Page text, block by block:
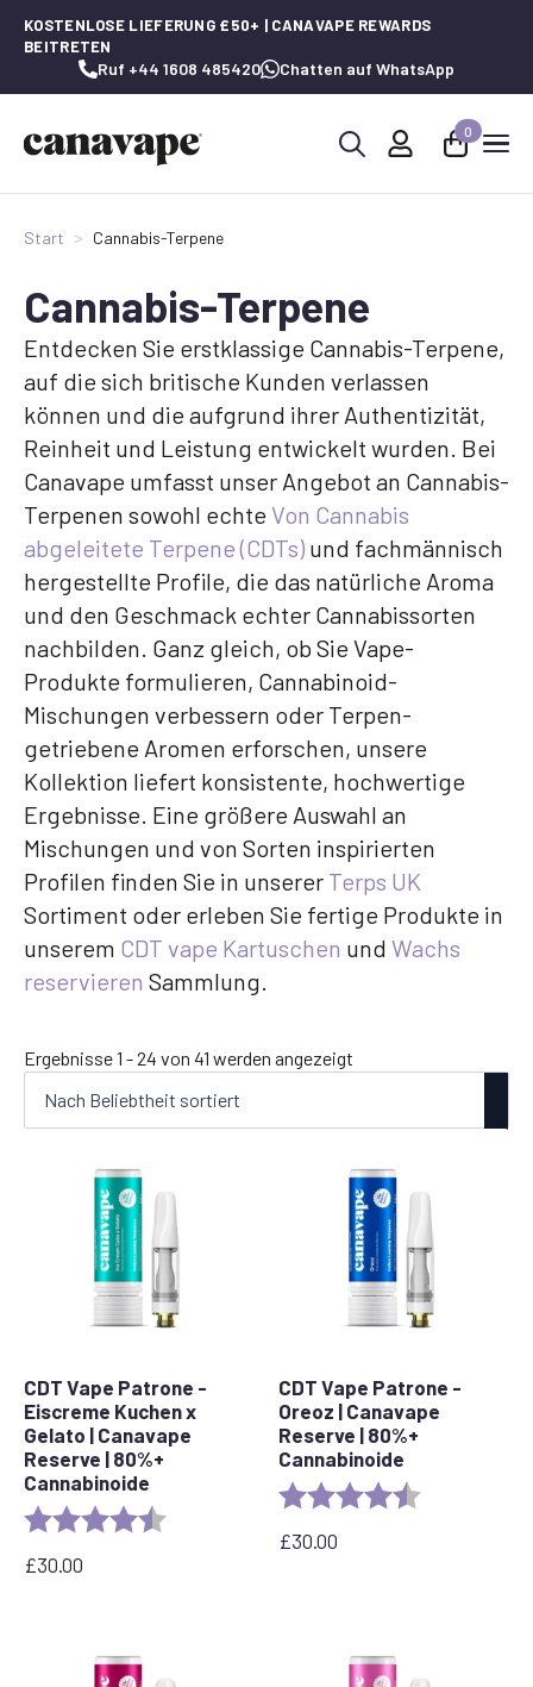
KOSTENLOSE LIEFERUNG £50+ | CANAVAPE REWARDS
BEITRETEN
Ruf +44 1608 485420 Chatten auf WhatsApp
0
Start Cannabis-Terpene
Cannabis-Terpene
Entdecken Sie erstklassige Cannabis-Terpene,
auf die sich britische Kunden verlassen
können und die aufgrund ihrer Authentizität,
Reinheit und Leistung entwickelt wurden. Bei
Canavape umfasst unser Angebot an Cannabis-
Terpenen sowohl echte Von Cannabis
abgeleitete Terpene (CDTs) und fachmännisch
hergestellte Profile, die das natürliche Aroma
und den Geschmack echter Cannabissorten
nachbilden. Ganz gleich, ob Sie Vape-
Produkte formulieren, Cannabinoid-
Mischungen verbessern oder Terpen-
getriebene Aromen erforschen, unsere
Kollektion liefert konsistente, hochwertige
Ergebnisse. Eine größere Auswahl an
Mischungen und von Sorten inspirierten
Profilen finden Sie in unserer Terps UK
Sortiment oder erleben Sie fertige Produkte in
unserem CDT vape Kartuschen und Wachs
reservieren Sammlung.
Ergebnisse 1 - 24 von 41 werden angezeigt
CDT Vape Patrone -
Eiscreme Kuchen x
Gelato | Canavape
Reserve | 80%+
Cannabinoide
Bewertung: 4,6 von 5 Sternen
£30.00
CDT Vape Patrone -
Oreoz | Canavape
Reserve | 80%+
Cannabinoide
Bewertung:
£30.00